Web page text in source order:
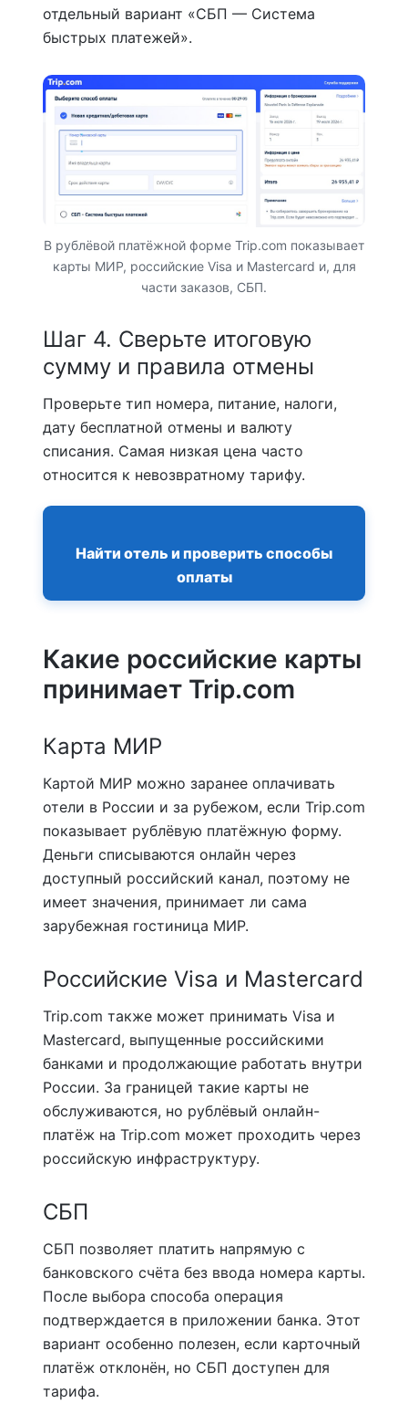
отдельный вариант «СБП — Система
быстрых платежей».
В рублёвой платёжной форме Trip.com показывает
карты МИР, российские Visa и Mastercard и, для
части заказов, СБП.
Шаг 4. Сверьте итоговую
сумму и правила отмены
Проверьте тип номера, питание, налоги,
дату бесплатной отмены и валюту
списания. Самая низкая цена часто
относится к невозвратному тарифу.
Найти отель и проверить способы
оплаты
Какие российские карты
принимает Trip.com
Карта МИР
Картой МИР можно заранее оплачивать
отели в России и за рубежом, если Trip.com
показывает рублёвую платёжную форму.
Деньги списываются онлайн через
доступный российский канал, поэтому не
имеет значения, принимает ли сама
зарубежная гостиница МИР.
Российские Visa и Mastercard
Trip.com также может принимать Visa и
Mastercard, выпущенные российскими
банками и продолжающие работать внутри
России. За границей такие карты не
обслуживаются, но рублёвый онлайн-
платёж на Trip.com может проходить через
российскую инфраструктуру.
СБП
СБП позволяет платить напрямую с
банковского счёта без ввода номера карты.
После выбора способа операция
подтверждается в приложении банка. Этот
вариант особенно полезен, если карточный
платёж отклонён, но СБП доступен для
тарифа.